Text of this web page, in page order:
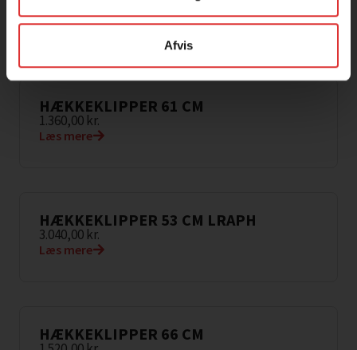
Afvis
Læs mere
HÆKKEKLIPPER 61 CM
1.360,00 kr.
Læs mere
HÆKKEKLIPPER 53 CM LRAPH
3.040,00 kr.
Læs mere
HÆKKEKLIPPER 66 CM